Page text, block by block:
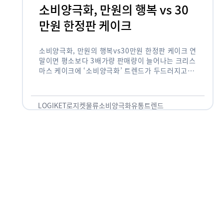
소비양극화, 만원의 행복 vs 30
만원 한정판 케이크
소비양극화, 만원의 행복vs30만원 한정판 케이크 연
말이면 평소보다 3배가량 판매량이 늘어나는 크리스
마스 케이크에 ‘소비양극화’ 트렌드가 두드러지고 있
배가 비싼 …
LOGIKET로지켓물류소비양극화유통트렌드